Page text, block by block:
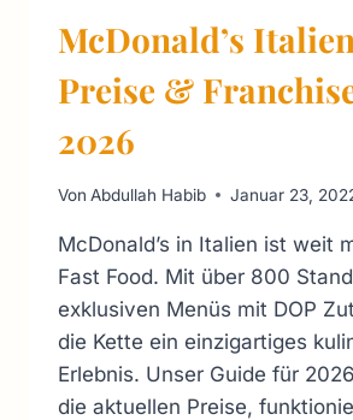
McDonald’s
Preise &
2026
Von Abdullah Habib Januar 23,
McDonald’s in Italien ist weit
Fast Food. Mit über 800
exklusiven Menüs mit DOP
die Kette ein einzigartiges
Erlebnis. Unser Guide für
die aktuellen Preise,